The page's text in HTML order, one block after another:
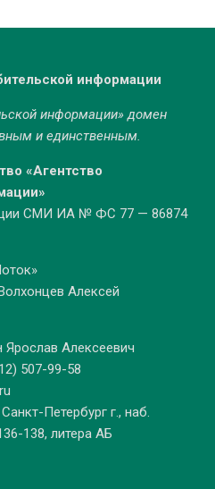
информации
информации» домен
и единственным.
«Агентство
СМИ ИА № ФС 77 — 86874
Алексей
Ярослав Алексеевич
507-99-58
Петербург г., наб.
138, литера АБ